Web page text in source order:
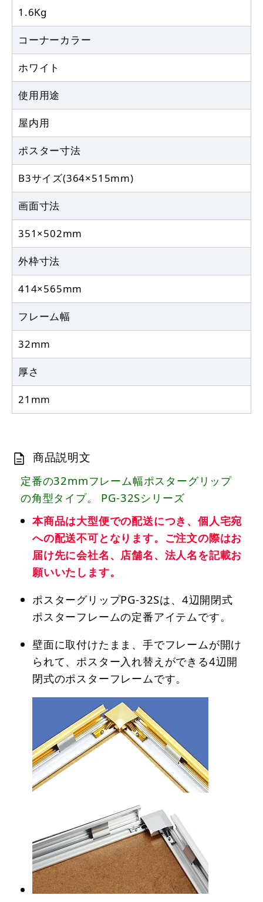
1.6Kg
コーナーカラー
ホワイト
使用用途
屋内用
ポスター寸法
B3サイズ(364×515mm)
画面寸法
351×502mm
外枠寸法
414×565mm
フレーム幅
32mm
厚さ
21mm
商品説明文
定番の32mmフレーム幅ポスターグリップ
の角型タイプ。 PG-32Sシリーズ
本商品は大型便での配送につき、個人宅宛
への配送不可となります。ご注文の際はお
届け先に会社名、店舗名、法人名を記載お
願いいたします。
ポスターグリップPG-32Sは、4辺開閉式
ポスターフレームの定番アイテムです。
壁面に取付けたまま、手でフレームが開け
られて、ポスター入れ替えができる4辺開
閉式のポスターフレームです。